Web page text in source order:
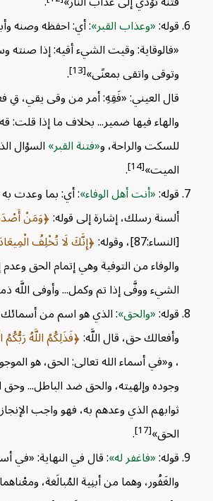
قوله: وعذاب القبر : أي: احفظه وصنه وأبعد
«فالوقاية: وقيت الشيء أقيه: إذا صنته
وتوقى واتقى بمعنًى»[13]
.
قال العيني: «فَقِهِ: أمر من وقى يقي، قِ
والهاء فيها ضمير... بخلاف ما إذا قلت: قه
للسكت والراحة، و فتنة القبر السؤال الذي
الميت»[14]
.
قوله: أنت أهل الوفاء : أي: بما وعدت به
ألسنة رسلك، إشارة إلى قوله: وَمَنْ أَصْدَقُ
[النساء:87]، وقوله:
إِنَّكَ لَا تُخْلِفُ الْمِيعَادَ
والوفاء من التوفية وهي إتمام الحق وعدم
الشيء ووفَّى إذا تم وكمل... وأوفى اللَّه
قوله: والحق : الذي هو اسم من أسمائك،
وأفعالك حق، قال اللَّه: فَذَلِكُمُ اللَّهُ رَبُّكُمُ
، و«في أسماء الله تعالى: الحق، هو
وجوده وإلهيته، والحق ضد الباطل... وحق
ثوابهم الذي وعدهم به، فهو واجب الإنجاز،
الحق»[17]
.
قوله: فاغفر له : قال في النهاية: «في أسماء
والغَفُور، وهما من أبنِية المُبالَغة،